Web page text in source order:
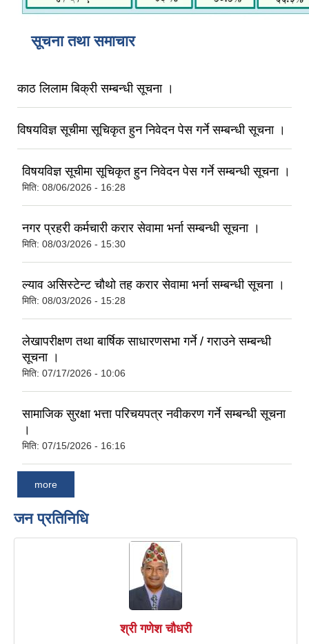
सूचना तथा समाचार
काठ लिलाम बिक्री सम्बन्धी सूचना ।
विषयविज्ञ सूचीमा सूचिकृत हुन निवेदन पेस गर्ने सम्बन्धी सूचना ।
विषयविज्ञ सूचीमा सूचिकृत हुन निवेदन पेस गर्ने सम्बन्धी सूचना ।
मिति: 08/06/2026 - 16:28
नगर प्रहरी कर्मचारी करार सेवामा भर्ना सम्बन्धी सूचना ।
मिति: 08/03/2026 - 15:30
ल्याव असिस्टेन्ट चौथो तह करार सेवामा भर्ना सम्बन्धी सूचना ।
मिति: 08/03/2026 - 15:28
लेखापरीक्षण तथा बार्षिक साधारणसभा गर्ने / गराउने सम्बन्धी
सूचना ।
मिति: 07/17/2026 - 10:06
सामाजिक सुरक्षा भत्ता परिचयपत्र नवीकरण गर्ने सम्बन्धी सूचना
।
मिति: 07/15/2026 - 16:16
more
जन प्रतिनिधि
श्री गणेश चौधरी